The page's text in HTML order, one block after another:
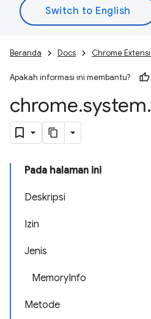
Beranda Docs Chrome
Apakah informasi ini membantu?
chrome.system.
Pada halaman ini
Deskripsi
Izin
Jenis
MemoryInfo
Metode